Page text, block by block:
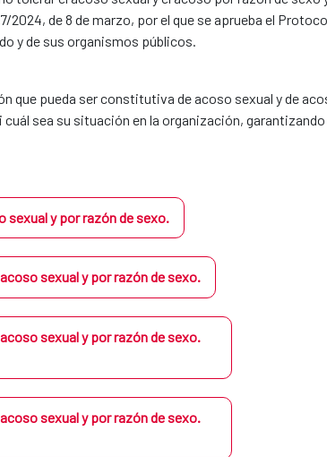
de 8 de marzo, por el que se aprueba el
y de sus organismos públicos.
que pueda ser constitutiva de acoso sexual y de
sea su situación en la organización,
sexual y por razón de sexo.
sexual y por razón de sexo.
sexual y por razón de sexo.
sexual y por razón de sexo.